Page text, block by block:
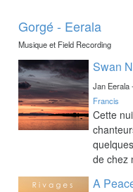
Gorgé - Eerala
Musique et Field Recording
Swan
Jan Eerala
Francis
Cette
de chez
A